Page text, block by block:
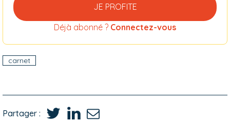
JE PROFITE
Déjà abonné ? Connectez-vous
carnet
Partager :